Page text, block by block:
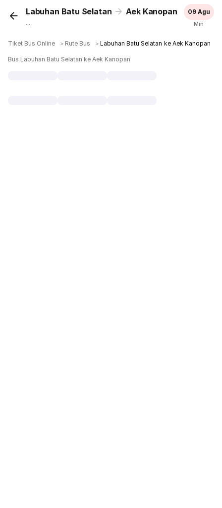
Labuhan Batu Selatan Aek Kanopan
...
09 Agu
Min
Tiket Bus Online ＞ Rute Bus ＞Labuhan Batu Selatan ke Aek Kanopan
Bus Labuhan Batu Selatan ke Aek Kanopan